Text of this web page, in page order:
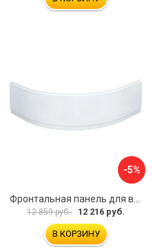
-5%
12 859 руб. 12 216 руб.
В КОРЗИНУ